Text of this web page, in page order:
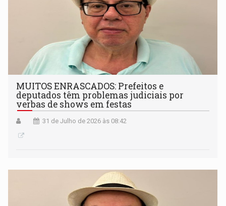
MUITOS ENRASCADOS: Prefeitos e
deputados têm problemas judiciais por
verbas de shows em festas
31 de Julho de 2026 às 08:42